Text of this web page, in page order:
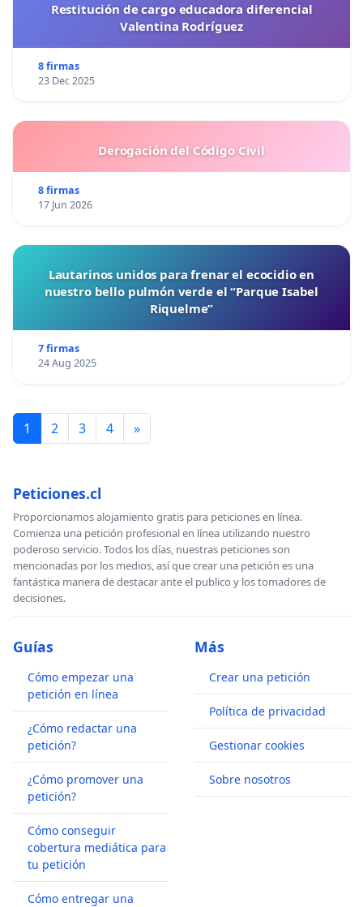
Restitución de cargo educadora diferencial
Valentina Rodríguez
8 firmas
23 Dec 2025
Derogación del Código Civil
8 firmas
17 Jun 2026
Lautarinos unidos para frenar el ecocidio en
nuestro bello pulmón verde el “Parque Isabel
Riquelme”
7 firmas
24 Aug 2025
1 2 3 4 »
Peticiones.cl
Proporcionamos alojamiento gratis para peticiones en línea.
Comienza una petición profesional en línea utilizando nuestro
poderoso servicio. Todos los días, nuestras peticiones son
mencionadas por los medios, así que crear una petición es una
fantástica manera de destacar ante el publico y los tomadores de
decisiones.
Guías
Cómo empezar una
petición en línea
¿Cómo redactar una
petición?
¿Cómo promover una
petición?
Cómo conseguir
cobertura mediática para
tu petición
Cómo entregar una
Más
Crear una petición
Política de privacidad
Gestionar cookies
Sobre nosotros